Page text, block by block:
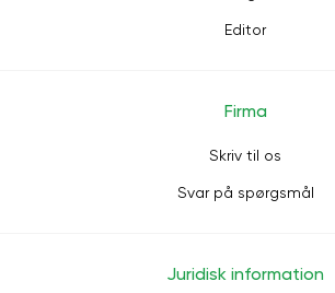
Editor
Firma
Skriv til os
Svar på spørgsmål
Juridisk information